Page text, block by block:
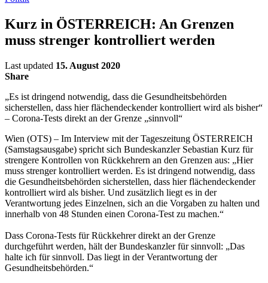
Kurz in ÖSTERREICH: An Grenzen
muss strenger kontrolliert werden
Last updated 15. August 2020
Share
„Es ist dringend notwendig, dass die Gesundheitsbehörden
sicherstellen, dass hier flächendeckender kontrolliert wird als bisher“
– Corona-Tests direkt an der Grenze „sinnvoll“
Wien (OTS) – Im Interview mit der Tageszeitung ÖSTERREICH
(Samstagsausgabe) spricht sich Bundeskanzler Sebastian Kurz für
strengere Kontrollen von Rückkehrern an den Grenzen aus: „Hier
muss strenger kontrolliert werden. Es ist dringend notwendig, dass
die Gesundheitsbehörden sicherstellen, dass hier flächendeckender
kontrolliert wird als bisher. Und zusätzlich liegt es in der
Verantwortung jedes Einzelnen, sich an die Vorgaben zu halten und
innerhalb von 48 Stunden einen Corona-Test zu machen.“
Dass Corona-Tests für Rückkehrer direkt an der Grenze
durchgeführt werden, hält der Bundeskanzler für sinnvoll: „Das
halte ich für sinnvoll. Das liegt in der Verantwortung der
Gesundheitsbehörden.“